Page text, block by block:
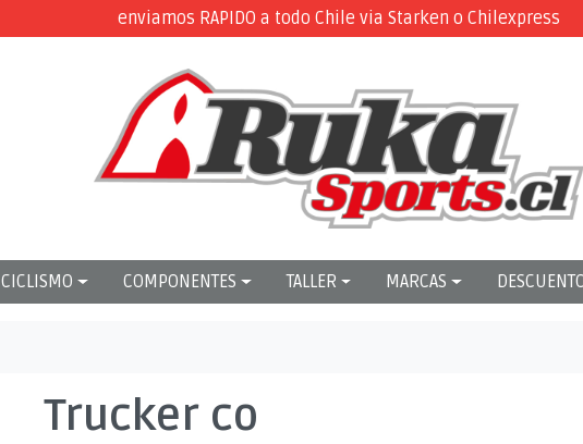
enviamos RAPIDO a todo Chile via Starken o Chilexpress
CICLISMO COMPONENTES TALLER MARCAS
Trucker co